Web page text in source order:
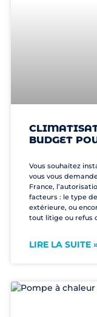
BUDGET
Vous souhaitez
vous vous
France,
facteurs : le type
extérieure, ou
tout litige ou refus
LIRE LA SUITE